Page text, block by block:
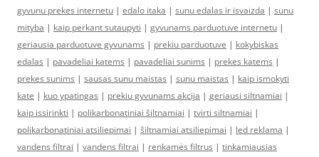
gyvunu prekes internetu | edalo itaka | sunu edalas ir isvaizda | sunu
mityba | kaip perkant sutaupyti | gyvunams parduotuve internetu |
geriausia parduotuve gyvunams | prekiu parduotuve | kokybiskas
edalas | pavadeliai katems | pavadeliai sunims | prekes katems |
prekes sunims | sausas sunu maistas | sunu maistas | kaip ismokyti
kate | kuo ypatingas | prekiu gyvunams akcija | geriausi siltnamiai |
kaip issirinkti | polikarbonatiniai šiltnamiai | tvirti siltnamiai |
polikarbonatiniai atsiliepimai | šiltnamiai atsiliepimai | led reklama |
vandens filtrai | vandens filtrai | renkamės filtrus | tinkamiausias